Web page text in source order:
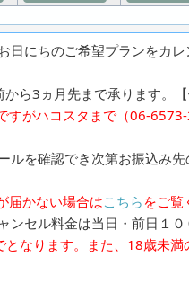
日にちのご希望プランをカ
ら3ヵ月先まで承ります。
がハコスタまで（06-
ルを確認でき次第お振込み
届かない場合はこちら をご覧
ンセル料金は当日・前日１
なります。また、18歳未